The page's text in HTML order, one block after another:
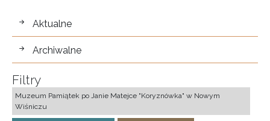
wystawy
Aktualne
Archiwalne
Filtry
Muzeum Pamiątek po Janie Matejce "Koryznówka" w Nowym
Wiśniczu